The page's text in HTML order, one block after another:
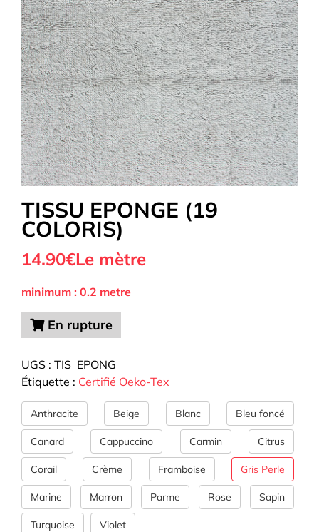
La Mercerie Tous nos Tissus
Autour de la couture OUTLET
Exclusivité WEB
TISSU EPONGE (19
COLORIS)
14.90€Le mètre
minimum : 0.2 metre
En rupture
UGS : TIS_EPONG
Étiquette : Certifié Oeko-Tex
Anthracite Beige Blanc Bleu foncé
Canard Cappuccino Carmin Citrus
Corail Crème Framboise Gris Perle
Marine Marron Parme Rose Sapin
Turquoise Violet